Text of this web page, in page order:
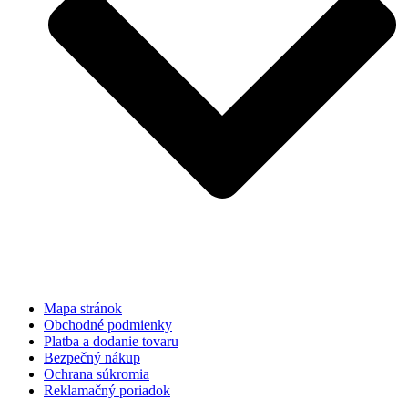
Mapa stránok
Obchodné podmienky
Platba a dodanie tovaru
Bezpečný nákup
Ochrana súkromia
Reklamačný poriadok